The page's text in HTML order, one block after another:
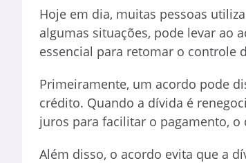
Hoje em dia, muitas pessoas
algumas situações, pode levar ao
essencial para retomar o controle
Primeiramente, um acordo pode
crédito. Quando a dívida é
juros para facilitar o pagamento,
Além disso, o acordo evita que a